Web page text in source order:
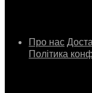
Про нас
Політика